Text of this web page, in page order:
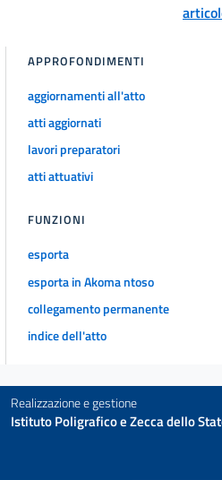
APPROFONDIMENTI
aggiornamenti all'atto
atti aggiornati
lavori preparatori
atti attuativi
FUNZIONI
esporta
esporta in Akoma ntoso
collegamento permanente
indice dell'atto
Realizzazione e gestione
Istituto Poligrafico e Zecca dello